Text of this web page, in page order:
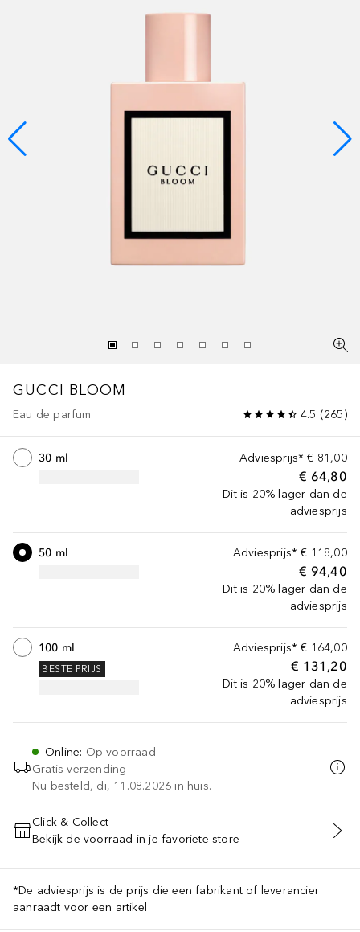
GUCCI BLOOM
Eau de parfum 4.5 (265)
Adviesprijs* € 81,00
€ 64,80
Dit is 20% lager dan de
adviesprijs
30 ml
Adviesprijs* € 118,00
€ 94,40
Dit is 20% lager dan de
adviesprijs
50 ml
Adviesprijs* € 164,00
€ 131,20
Dit is 20% lager dan de
adviesprijs
100 ml
BESTE PRIJS
Online: Op voorraad
Gratis verzending
Nu besteld, di, 11.08.2026 in huis.
VOEG TOE AAN WINKELMANDJE
Click & Collect
Bekijk de voorraad in je favoriete store
*De adviesprijs is de prijs die een fabrikant of leverancier
aanraadt voor een artikel